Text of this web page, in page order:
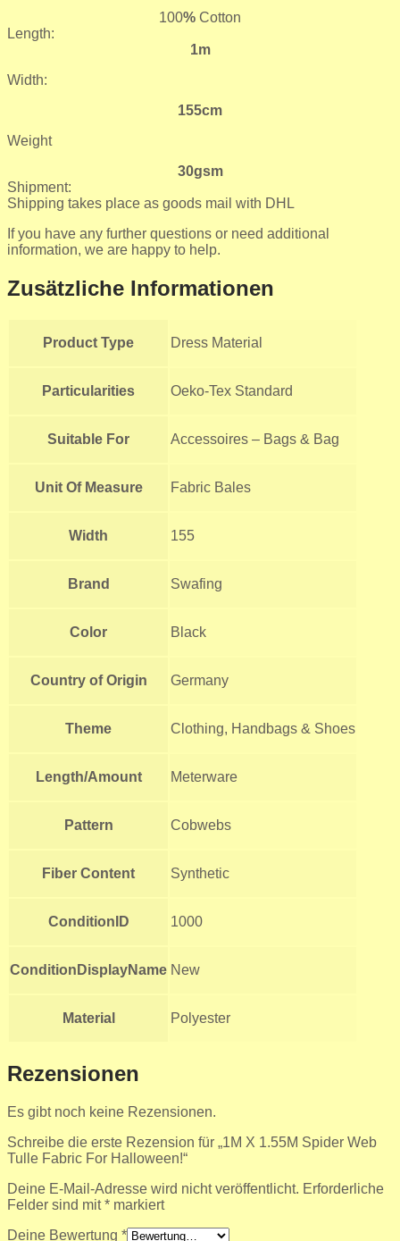
100% Cotton
Length:
1m
Width:
155cm
Weight
30gsm
Shipment:
Shipping takes place as goods mail with DHL
If you have any further questions or need additional
information, we are happy to help.
Zusätzliche Informationen
Product Type Dress Material
Particularities Oeko-Tex Standard
Suitable For Accessoires – Bags & Bag
Unit Of Measure Fabric Bales
Width 155
Brand Swafing
Color Black
Country of Origin Germany
Theme Clothing, Handbags & Shoes
Length/Amount Meterware
Pattern Cobwebs
Fiber Content Synthetic
ConditionID 1000
ConditionDisplayName New
Material Polyester
Rezensionen
Es gibt noch keine Rezensionen.
Schreibe die erste Rezension für „1M X 1.55M Spider Web
Tulle Fabric For Halloween!“
Deine E-Mail-Adresse wird nicht veröffentlicht. Erforderliche
Felder sind mit* markiert
Deine Bewertung *